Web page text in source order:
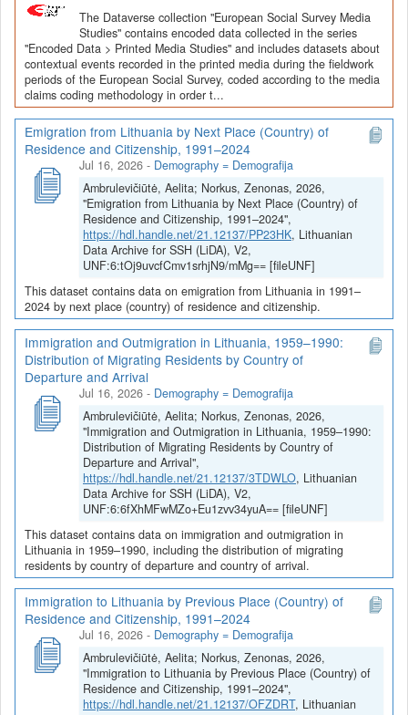
The Dataverse collection "European Social Survey Media
Studies" contains encoded data collected in the series
"Encoded Data > Printed Media Studies" and includes datasets about
contextual events recorded in the printed media during the fieldwork
periods of the European Social Survey, coded according to the media
claims coding methodology in order t...
Emigration from Lithuania by Next Place (Country) of
Residence and Citizenship, 1991–2024
Jul 16, 2026 - Demography = Demografija
Ambrulevičiūtė, Aelita; Norkus, Zenonas, 2026,
"Emigration from Lithuania by Next Place (Country) of
Residence and Citizenship, 1991–2024",
https://hdl.handle.net/21.12137/PP23HK, Lithuanian
Data Archive for SSH (LiDA), V2,
UNF:6:tOj9uvcfCmv1srhjN9/mMg== [fileUNF]
This dataset contains data on emigration from Lithuania in 1991–
2024 by next place (country) of residence and citizenship.
Immigration and Outmigration in Lithuania, 1959–1990:
Distribution of Migrating Residents by Country of
Departure and Arrival
Jul 16, 2026 - Demography = Demografija
Ambrulevičiūtė, Aelita; Norkus, Zenonas, 2026,
"Immigration and Outmigration in Lithuania, 1959–1990:
Distribution of Migrating Residents by Country of
Departure and Arrival",
https://hdl.handle.net/21.12137/3TDWLO, Lithuanian
Data Archive for SSH (LiDA), V2,
UNF:6:6fXhMFwMZo+Eu1zvv34yuA== [fileUNF]
This dataset contains data on immigration and outmigration in
Lithuania in 1959–1990, including the distribution of migrating
residents by country of departure and country of arrival.
Immigration to Lithuania by Previous Place (Country) of
Residence and Citizenship, 1991–2024
Jul 16, 2026 - Demography = Demografija
Ambrulevičiūtė, Aelita; Norkus, Zenonas, 2026,
"Immigration to Lithuania by Previous Place (Country) of
Residence and Citizenship, 1991–2024",
https://hdl.handle.net/21.12137/OFZDRT, Lithuanian